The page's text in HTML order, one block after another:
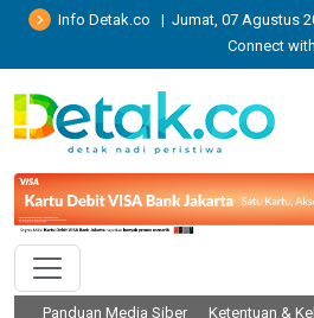
Info Detak.co | Jumat, 07 Agustus
Connect
Panduan Media Siber Ketentuan &